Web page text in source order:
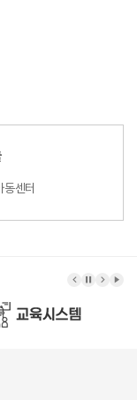
동센터